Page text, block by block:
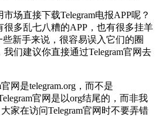
场直接下载Telegram电报APP呢？
很多乱七八糟的APP，也有很多挂羊
新手来说，很容易误入它们的圈
们建议你直接通过Telegram官网去
网是telegram.org，而不是
官网是以org结尾的，而非我
家在访问Telegram官网时不要弄错